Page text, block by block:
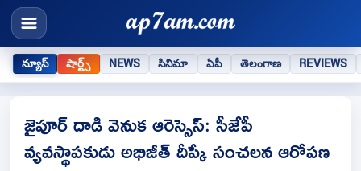
న్యూస్ షార్ట్స్ NEWS సినిమా ఏపీ తెలంగాణ REVIEWS
జైపూర్‌ దాడి వెనుక ఆరెస్సెస్: సీజేపీ
వ్యవస్థాపకుడు అభిజీత్ దీప్కే సంచలన ఆరోపణ